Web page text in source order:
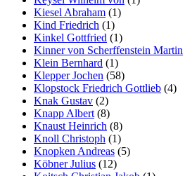
Kiesel Abraham (1)
Kind Friedrich (1)
Kinkel Gottfried (1)
Kinner von Scherffenstein Martin
Klein Bernhard (1)
Klepper Jochen (58)
Klopstock Friedrich Gottlieb (4)
Knak Gustav (2)
Knapp Albert (8)
Knaust Heinrich (8)
Knoll Christoph (1)
Knopken Andreas (5)
Köbner Julius (12)